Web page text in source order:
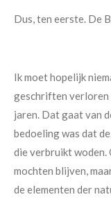
Dus, ten eerste. De
Ik moet hopelijk
geschriften verloren
jaren. Dat gaat van
bedoeling was dat
die verbruikt woden.
mochten blijven,
de elementen der